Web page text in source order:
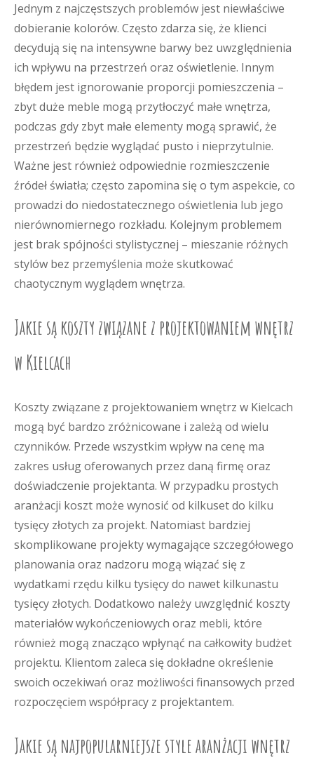
Jednym z najczęstszych problemów jest niewłaściwe
dobieranie kolorów. Często zdarza się, że klienci
decydują się na intensywne barwy bez uwzględnienia
ich wpływu na przestrzeń oraz oświetlenie. Innym
błędem jest ignorowanie proporcji pomieszczenia –
zbyt duże meble mogą przytłoczyć małe wnętrza,
podczas gdy zbyt małe elementy mogą sprawić, że
przestrzeń będzie wyglądać pusto i nieprzytulnie.
Ważne jest również odpowiednie rozmieszczenie
źródeł światła; często zapomina się o tym aspekcie, co
prowadzi do niedostatecznego oświetlenia lub jego
nierównomiernego rozkładu. Kolejnym problemem
jest brak spójności stylistycznej – mieszanie różnych
stylów bez przemyślenia może skutkować
chaotycznym wyglądem wnętrza.
Jakie są koszty związane z projektowaniem wnętrz
w Kielcach
Koszty związane z projektowaniem wnętrz w Kielcach
mogą być bardzo zróżnicowane i zależą od wielu
czynników. Przede wszystkim wpływ na cenę ma
zakres usług oferowanych przez daną firmę oraz
doświadczenie projektanta. W przypadku prostych
aranżacji koszt może wynosić od kilkuset do kilku
tysięcy złotych za projekt. Natomiast bardziej
skomplikowane projekty wymagające szczegółowego
planowania oraz nadzoru mogą wiązać się z
wydatkami rzędu kilku tysięcy do nawet kilkunastu
tysięcy złotych. Dodatkowo należy uwzględnić koszty
materiałów wykończeniowych oraz mebli, które
również mogą znacząco wpłynąć na całkowity budżet
projektu. Klientom zaleca się dokładne określenie
swoich oczekiwań oraz możliwości finansowych przed
rozpoczęciem współpracy z projektantem.
Jakie są najpopularniejsze style aranżacji wnętrz